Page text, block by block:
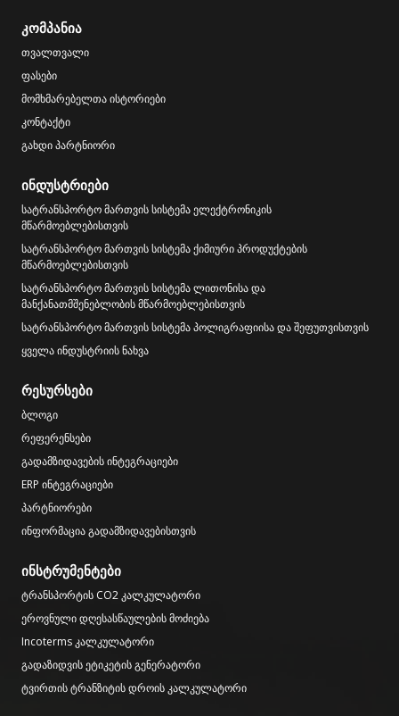
კომპანია
თვალთვალი
ფასები
მომხმარებელთა ისტორიები
კონტაქტი
გახდი პარტნიორი
ინდუსტრიები
სატრანსპორტო მართვის სისტემა ელექტრონიკის
მწარმოებლებისთვის
სატრანსპორტო მართვის სისტემა ქიმიური პროდუქტების
მწარმოებლებისთვის
სატრანსპორტო მართვის სისტემა ლითონისა და
მანქანათმშენებლობის მწარმოებლებისთვის
სატრანსპორტო მართვის სისტემა პოლიგრაფიისა და შეფუთვისთვის
ყველა ინდუსტრიის ნახვა
რესურსები
ბლოგი
რეფერენსები
გადამზიდავების ინტეგრაციები
ERP ინტეგრაციები
პარტნიორები
ინფორმაცია გადამზიდავებისთვის
ინსტრუმენტები
ტრანსპორტის CO2 კალკულატორი
ეროვნული დღესასწაულების მოძიება
Incoterms კალკულატორი
გადაზიდვის ეტიკეტის გენერატორი
ტვირთის ტრანზიტის დროის კალკულატორი